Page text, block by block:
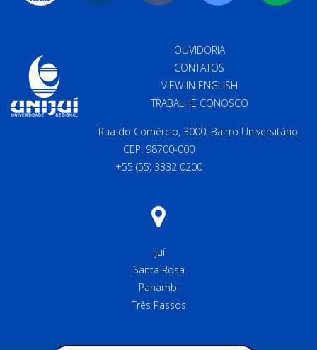
OUVIDORIA
CONTATOS
VIEW IN ENGLISH
TRABALHE CONOSCO
Rua do Comércio, 3000, Bairro Universitário.
CEP: 98700-000
+55 (55) 3332 0200
Ijuí
Santa Rosa
Panambi
Três Passos